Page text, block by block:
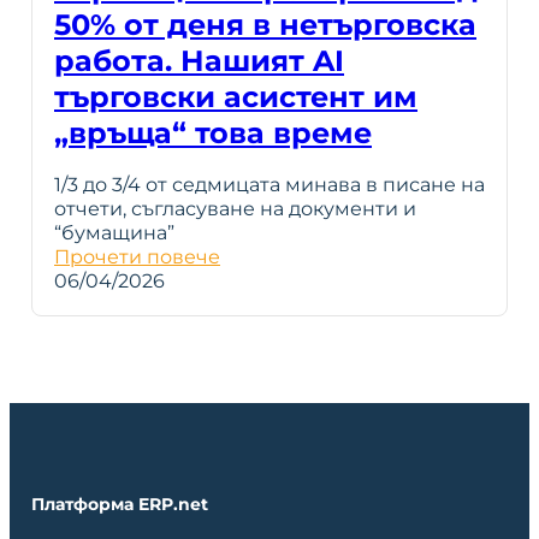
50% от деня в нетърговска
работа. Нашият AI
търговски асистент им
„връща“ това време
1/3 до 3/4 от седмицата минава в писане на
отчети, съгласуване на документи и
“бумащина”
Прочети повече
06/04/2026
Платформа ERP.net